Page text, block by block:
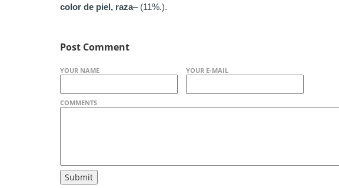
color de piel, raza– (11%.).
Post Comment
YOUR NAME YOUR E-MAIL
COMMENTS
Submit